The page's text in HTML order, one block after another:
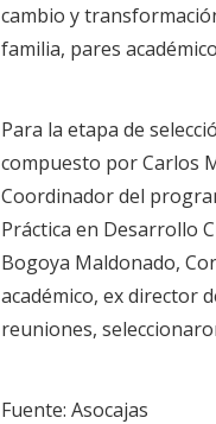
cambio y
familia, pares
Para la etapa de
compuesto por Carlos
Coordinador del
Práctica en Desarrollo
Bogoya Maldonado,
académico, ex director
reuniones,
Fuente: Asocajas